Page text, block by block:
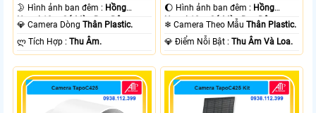
🌛 Hình ảnh ban đêm : Hồng
Ngoại 10m Có Màu Ban Ðêm.
💎 Camera DòngThân Plastic.
️ლ Tích Hợp :Thu Âm.
🌔 Hình ảnh ban đêm : Hồng
Ngoại 10m Có Màu Ban Ðêm.
❄ Camera Theo MẫuThân Plastic.
️💎 Điểm Nỗi Bật :Thu Âm Và Loa.